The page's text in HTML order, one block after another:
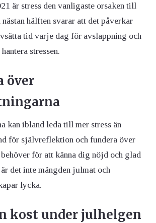
är stress den vanligaste orsaken till
hälften svarar att det påverkar
tid varje dag för avslappning och
stressen.
över
kan ibland leda till mer stress än
för självreflektion och fundera över
för att känna dig nöjd och glad
det inte mängden julmat och
lycka.
kost under julhelgen